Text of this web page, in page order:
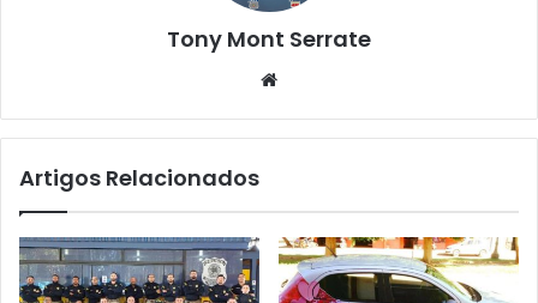
Tony Mont Serrate
te
Artigos Relacionados